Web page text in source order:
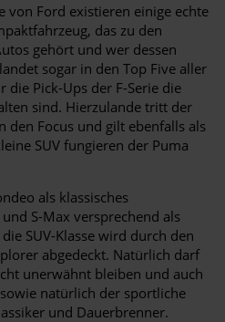
von Ford existieren einige echte
das zu den
gehört und wer dessen
sogar in den Top Five aller
die Pick-Ups der F-Serie die
sind. Hierzulande tritt der
den Focus und gilt ebenfalls als
SUV fungieren der Puma
als klassisches
S-Max versprechend als
SUV-Klasse wird durch den
abgedeckt. Natürlich darf
unerwähnt bleiben und auch
natürlich der sportliche
und Dauerbrenner.